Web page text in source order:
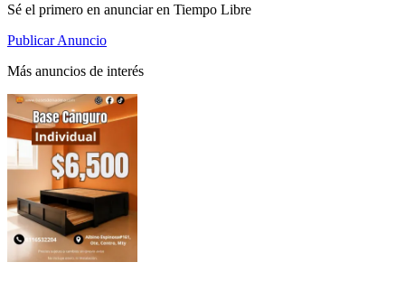
Sé el primero en anunciar en Tiempo Libre
Publicar Anuncio
Más anuncios de interés